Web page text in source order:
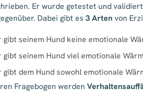
Er wurde getestet und
Dabei gibt es 3 Artenvon
gibt seinem Hund keine emotionale
gibt seinem Hund viel emotionale
gibt dem Hund sowohl emotionale
Fragebogen werden